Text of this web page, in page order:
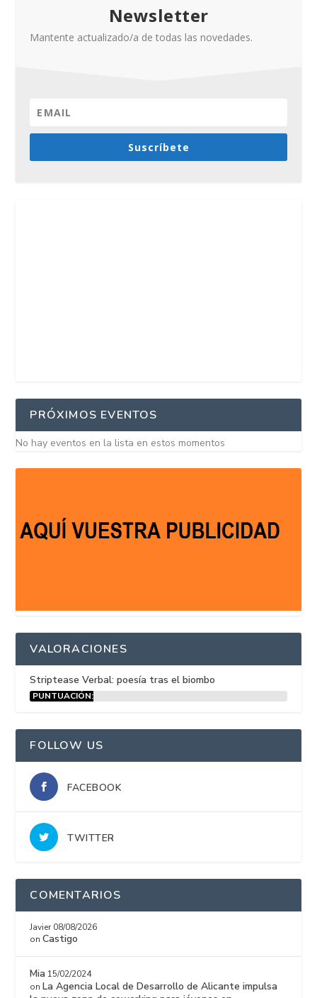
Newsletter
Mantente actualizado/a de todas las novedades.
Suscríbete
PRÓXIMOS EVENTOS
No hay eventos en la lista en estos momentos
VALORACIONES
Striptease Verbal: poesía tras el biombo
PUNTUACIÓN:
FOLLOW US
FACEBOOK
TWITTER
COMENTARIOS
Javier 08/08/2026
onCastigo
Mia 15/02/2024
on La Agencia Local de Desarrollo de Alicante impulsa